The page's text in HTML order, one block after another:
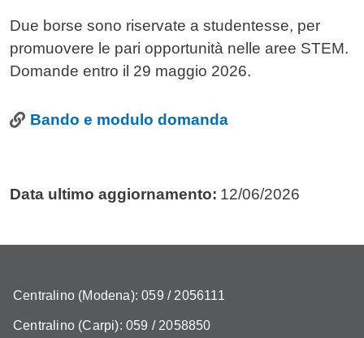
Due borse sono riservate a studentesse, per
promuovere le pari opportunità nelle aree STEM.
Domande entro il 29 maggio 2026.
LinkBando e modulo domanda
Data ultimo aggiornamento: 12/06/2026
Centralino (Modena): 059 / 2056111
Centralino (Carpi): 059 / 2058850